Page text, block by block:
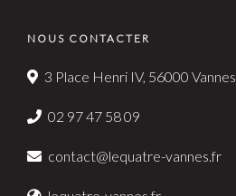
NOUS CONTACTER
3 Place Henri IV, 56000 Vannes
02 97 47 58 09
contact@lequatre-vannes.fr